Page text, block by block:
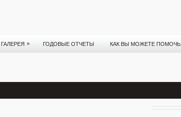
ГАЛЕРЕЯ » ГОДОВЫЕ ОТЧЕТЫ КАК ВЫ МОЖЕТЕ ПОМОЧЬ